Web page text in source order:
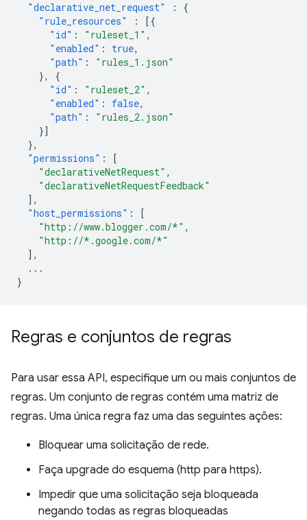
"declarative_net_request" :
{
"rule_resources"
:
[{
"id" : "ruleset_1" ,
"enabled" : true,
"path" :
"rules_1.json"
},
{
"id" : "ruleset_2" ,
"enabled" : false,
"path" :
"rules_2.json"
}]
},
"permissions" :
[
"declarativeNetRequest" ,
"declarativeNetRequestFeedback"
],
"host_permissions" :
[
"http://www.blogger.com/*" ,
"http://*.google.com/*"
],
...
}
Regras e conjuntos de regras
Para usar essa API, especifique um ou mais conjuntos de
regras. Um conjunto de regras contém uma matriz de
regras. Uma única regra faz uma das seguintes ações:
Bloquear uma solicitação de rede.
Faça upgrade do esquema (http para https).
Impedir que uma solicitação seja bloqueada
negando todas as regras bloqueadas